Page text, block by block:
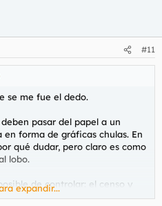
#11
se me fue el dedo.
pasar del papel a un
forma de gráficas chulas. En
qué dudar, pero claro es como
lobo.
de controlar: el censo y
expandir...